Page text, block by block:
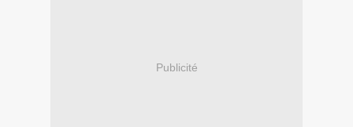
Publicité